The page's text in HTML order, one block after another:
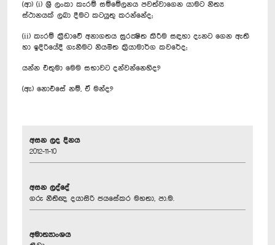
(ආ) (i) ශ‍්‍රී ලංකා කැරම් සම්මේලනය පවත්වාගෙන යාමට නිත්‍ය
ස්ථානයක් ලබා දීමට කටයුතු කරන්නේද;
(ii) කැරම් ක‍්‍රීඩාවේ අනාගතය සුරක්‍ෂිත කිරීම සඳහා දැනට ගෙන ඇති
හා ඉදිරියේදී ගැනීමට නියමිත ක‍්‍රියාමාර්ග කවරේද;
යන්න එතුමා මෙම සභාවට දන්වන්නෙහිද?
(ඇ) නොඑසේ නම්, ඒ මන්ද?
අසන ලද දිනය
2012-11-10
අසන ලද්දේ
ගරු නීතිඥ දයාසිරි ජයසේකර මහතා, පා.ම.
අමාත්‍යාංශය